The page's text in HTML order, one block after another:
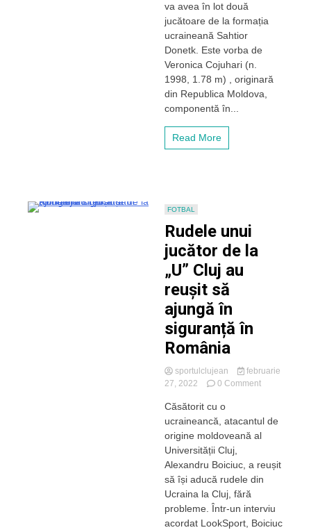
vor
juca
campioana
U-
Olimpia
va avea în lot două
jucătoare de la formația
ucraineană Sahtior
Donetk. Este vorba de
Veronica Cojuhari (n.
1998, 1.78 m) , originară
din Republica Moldova,
componentă în...
Read More
FOTBAL
Rudele unui
jucător de la
„U” Cluj au
reușit să
ajungă în
siguranță în
România
sportulclujean
februarie
27, 2022
0 Commenton
jucător
de
Cluj
au
să
ajungă
Căsătorit cu o
ucraineancă, atacantul de
origine moldoveană al
Universității Cluj,
Alexandru Boiciuc, a reușit
să își aducă rudele din
Ucraina la Cluj, fără
probleme. Într-un interviu
acordat LookSport, Boiciuc